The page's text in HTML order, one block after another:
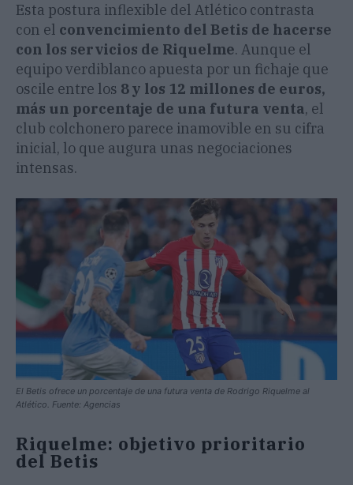
Esta postura inflexible del Atlético contrasta
con el convencimiento del Betis de hacerse
con los servicios de Riquelme. Aunque el
equipo verdiblanco apuesta por un fichaje que
oscile entre los 8 y los 12 millones de euros,
más un porcentaje de una futura venta, el
club colchonero parece inamovible en su cifra
inicial, lo que augura unas negociaciones
intensas.
El Betis ofrece un porcentaje de una futura venta de Rodrigo Riquelme al
Atlético. Fuente: Agencias
Riquelme: objetivo prioritario
del Betis